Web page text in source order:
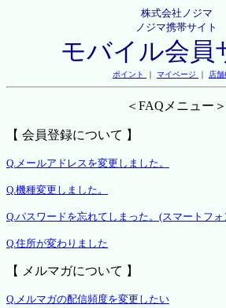
株式会社ノジマ
ノジマ携帯サイト
モバイル会員
ポイント ｜ マイページ ｜ 店
＜FAQメニュー＞
【 会員登録について 】
Q.メールアドレスを変更しました。
Q.機種変更しました。
Q.パスワードを忘れてしまった。(スマートフォ
Q.住所が変わりました
【 メルマガについて 】
Q.メルマガの配信頻度を変更したい